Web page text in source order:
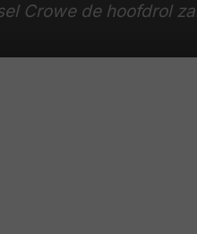
Crowe de hoofdrol